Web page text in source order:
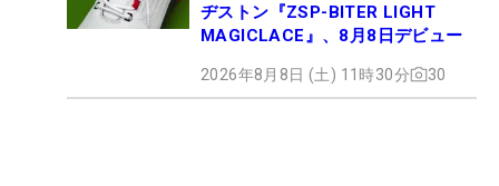
ヂストン『ZSP-BITER LIGHT
MAGICLACE』、8月8日デビュー
2026年8月8日 (土) 11時30分 30